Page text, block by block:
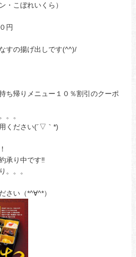
・こぼれいくら）
円
すの揚げ出しです(^^)/
ち帰りメニュー１０％割引のクーポ
。。
ください(´▽｀*)
承り中です‼
。。。
さい（*^∀^*）